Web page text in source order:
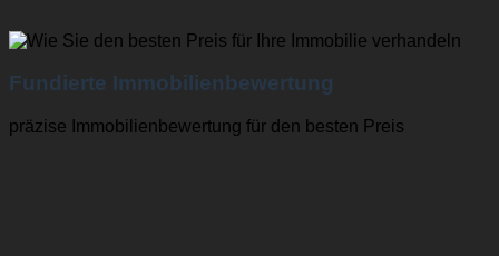
Fundierte Immobilienbewertung
präzise Immobilienbewertung für den besten Preis